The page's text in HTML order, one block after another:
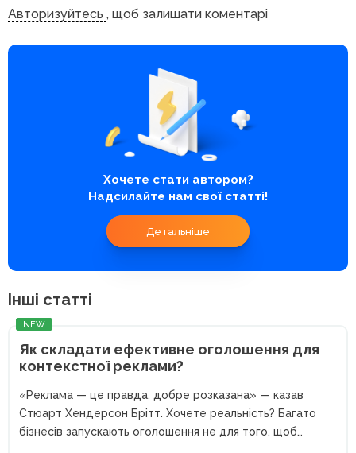
Авторизуйтесь , щоб залишати коментарі
Хочете стати автором?
Надсилайте нам свої статті!
Детальніше
Інші статті
NEW
Як складати ефективне оголошення для
контекстної реклами?
«Реклама — це правда, добре розказана» — казав
Стюарт Хендерсон Брітт. Хочете реальність? Багато
бізнесів запускають оголошення не для того, щоб